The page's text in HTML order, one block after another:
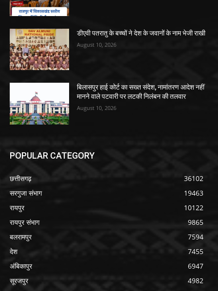
डीएवी पतरातु के बच्चों ने देश के जवानों के नाम भेजी राखी
August 10, 2026
बिलासपुर हाई कोर्ट का सख्त संदेश, नामांतरण आदेश नहीं
मानने वाले पटवारी पर लटकी निलंबन की तलवार
August 10, 2026
POPULAR CATEGORY
छत्तीसगढ़
36102
सरगुजा संभाग
19463
रायपुर
10122
रायपुर संभाग
9865
बलरामपुर
7594
देश
7455
अंबिकापुर
6947
सूरजपुर
4982